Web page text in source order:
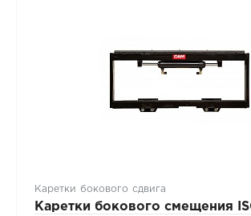
Каретки бокового сдвига
Каретки бокового смещения